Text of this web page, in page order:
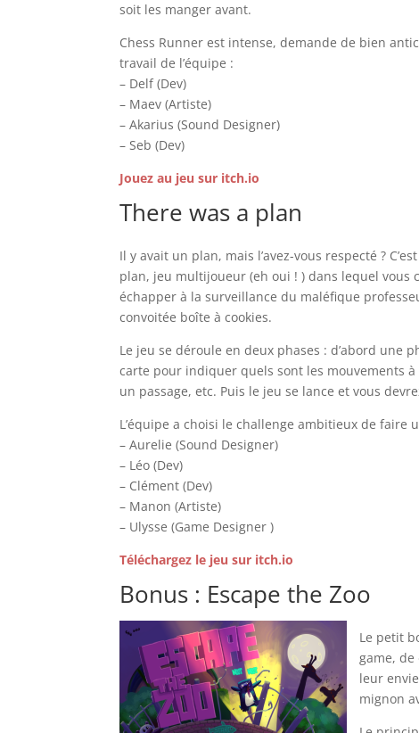
soit les manger avant.
Chess Runner est intense, demande de bien
travail de l’équipe :
– Delf (Dev)
– Maev (Artiste)
– Akarius (Sound Designer)
– Seb (Dev)
Jouez au jeu sur itch.io
There was a plan
Il y avait un plan, mais l’avez-vous respecté ?
plan, jeu multijoueur (eh oui ! ) dans lequel vous
échapper à la surveillance du maléfique
convoitée boîte à cookies.
Le jeu se déroule en deux phases : d’abord une
carte pour indiquer quels sont les mouvements
un passage, etc. Puis le jeu se lance et vous
L’équipe a choisi le challenge ambitieux de faire
– Aurelie (Sound Designer)
– Léo (Dev)
– Clément (Dev)
– Manon (Artiste)
– Ulysse (Game Designer )
Téléchargez le jeu sur itch.io
Bonus : Escape the Zoo
Le petit
game,
leur
mignon